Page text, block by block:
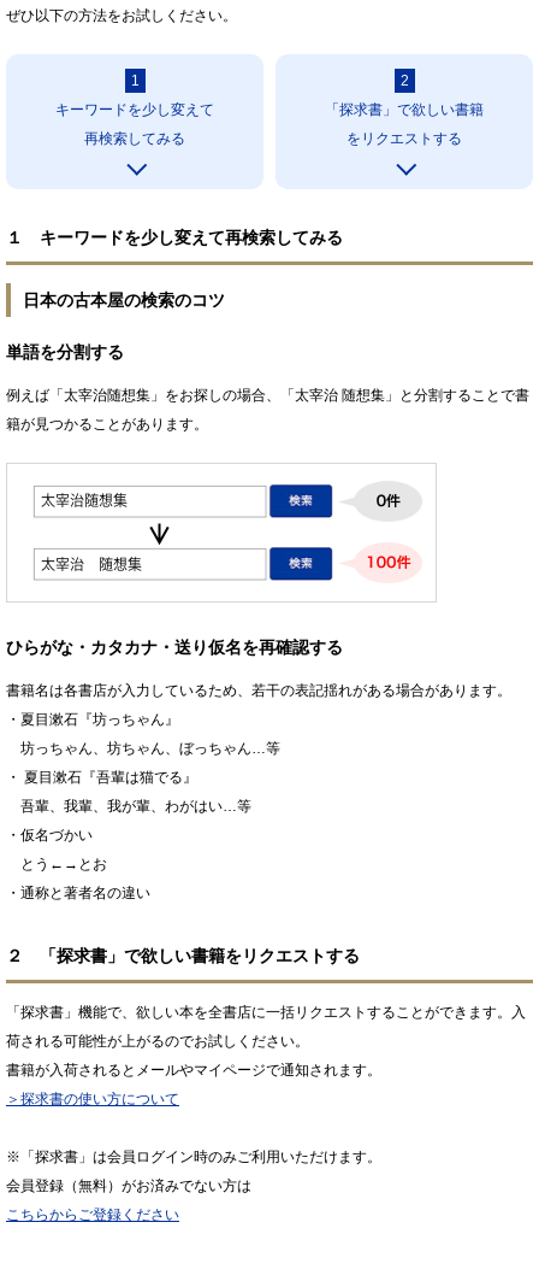
ぜひ以下の方法をお試しください。
1
キーワードを少し変えて
再検索してみる
2
「探求書」で欲しい書籍
をリクエストする
１ キーワードを少し変えて再検索してみる
日本の古本屋の検索のコツ
単語を分割する
例えば「太宰治随想集」をお探しの場合、「太宰治 随想集」と分割することで書
籍が見つかることがあります。
ひらがな・カタカナ・送り仮名を再確認する
書籍名は各書店が入力しているため、若干の表記揺れがある場合があります。
・夏目漱石『坊っちゃん』
坊っちゃん、坊ちゃん、ぼっちゃん…等
・ 夏目漱石『吾輩は猫でる』
吾輩、我輩、我が輩、わがはい…等
・仮名づかい
とう←→とお
・通称と著者名の違い
２ 「探求書」で欲しい書籍をリクエストする
「探求書」機能で、欲しい本を全書店に一括リクエストすることができます。入
荷される可能性が上がるのでお試しください。
書籍が入荷されるとメールやマイページで通知されます。
＞探求書の使い方について
※「探求書」は会員ログイン時のみご利用いただけます。
会員登録（無料）がお済みでない方は
こちらからご登録ください